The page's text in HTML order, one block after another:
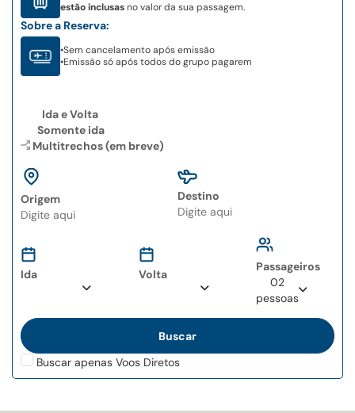
estão inclusasno valor da sua passagem.
Sobre a Reserva:
•Sem cancelamento após emissão
•Emissão só após todos do grupo pagarem
Ida e Volta
Somente ida
Multitrechos (em breve)
Origem
characters for results.
Destino
characters for results.
Ida Volta
Passageiros
02
pessoas
Buscar apenas Voos Diretos